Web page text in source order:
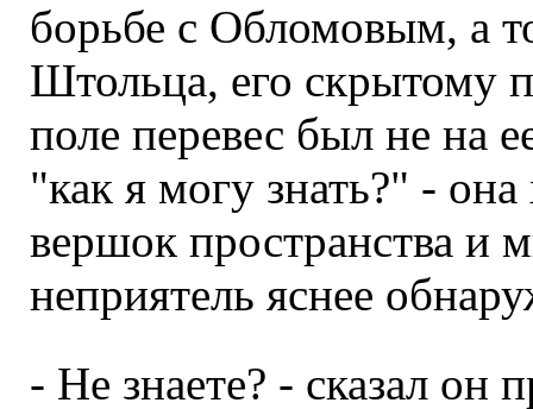
борьбе с Обломовым, а
Штольца, его скрытому
поле перевес был не на
"как я могу знать?" - она
вершок пространства и
неприятель яснее
- Не знаете? - сказал